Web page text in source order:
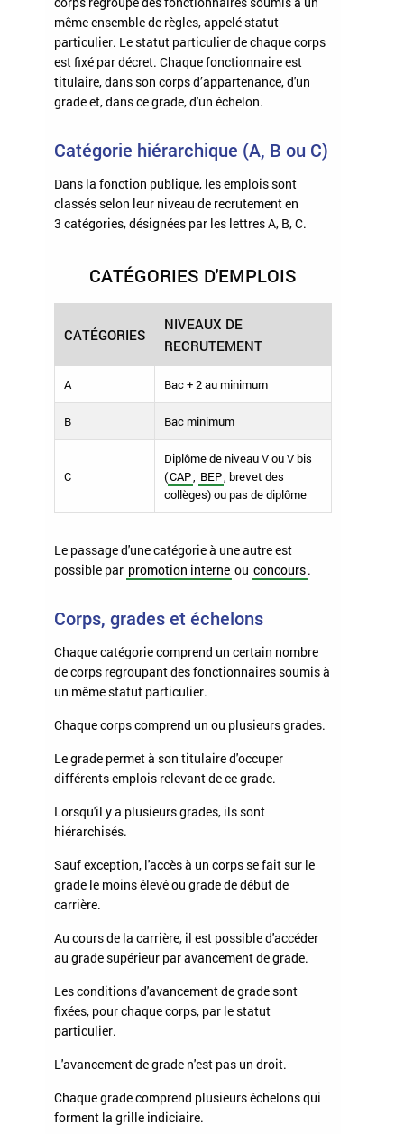
même ensemble de règles, appelé statut
particulier. Le statut particulier de chaque corps
est fixé par décret. Chaque fonctionnaire est
titulaire, dans son corps d’appartenance, d'un
grade et, dans ce grade, d'un échelon.
Catégorie hiérarchique (A, B ou C)
Dans la fonction publique, les emplois sont
classés selon leur niveau de recrutement en
3 catégories, désignées par les lettres A, B, C.
CATÉGORIES D'EMPLOIS
CATÉGORIES
NIVEAUX DE
RECRUTEMENT
A Bac + 2 au minimum
B Bac minimum
C
Diplôme de niveau V ou V bis
(CAP, BEP, brevet des
collèges) ou pas de diplôme
Le passage d'une catégorie à une autre est
possible par promotion interne ou concours.
Corps, grades et échelons
Chaque catégorie comprend un certain nombre
de corps regroupant des fonctionnaires soumis à
un même statut particulier.
Chaque corps comprend un ou plusieurs grades.
Le grade permet à son titulaire d'occuper
différents emplois relevant de ce grade.
Lorsqu'il y a plusieurs grades, ils sont
hiérarchisés.
Sauf exception, l'accès à un corps se fait sur le
grade le moins élevé ou grade de début de
carrière.
Au cours de la carrière, il est possible d'accéder
au grade supérieur par avancement de grade.
Les conditions d'avancement de grade sont
fixées, pour chaque corps, par le statut
particulier.
L'avancement de grade n'est pas un droit.
Chaque grade comprend plusieurs échelons qui
forment la grille indiciaire.